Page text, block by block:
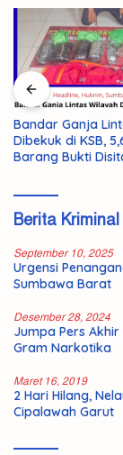
Bandar Ganja
Dibekuk di KSB,
Barang Bukti
Berita Kriminal
September 10, 2025
Urgensi
Sumbawa Barat
Desember 28, 2024
Jumpa Pers Akhir
Gram Narkotika
Maret 16, 2019
2 Hari Hilang,
Cipalawah Garut